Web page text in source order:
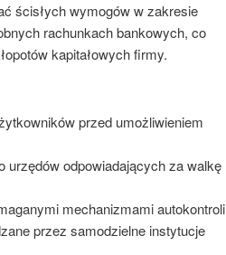
ścisłych wymogów w zakresie
rachunkach bankowych, co
kapitałowych firmy.
przed umożliwieniem
urzędów odpowiadających za walkę
mechanizmami autokontroli
przez samodzielne instytucje